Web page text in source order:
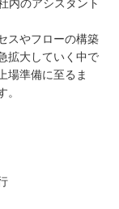
内のアシスタント
スやフローの構築
拡大していく中で
場準備に至るま